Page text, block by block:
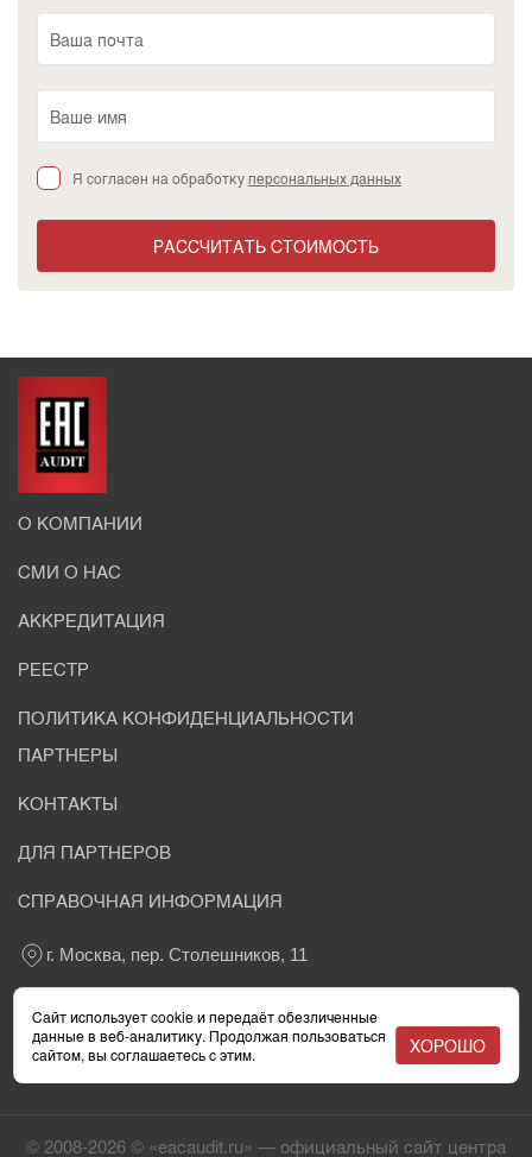
Я согласен на обработкуперсональных данных
РАССЧИТАТЬ СТОИМОСТЬ
О КОМПАНИИ
СМИ О НАС
АККРЕДИТАЦИЯ
РЕЕСТР
ПОЛИТИКА КОНФИДЕНЦИАЛЬНОСТИ
ПАРТНЕРЫ
КОНТАКТЫ
ДЛЯ ПАРТНЕРОВ
СПРАВОЧНАЯ ИНФОРМАЦИЯ
г. Москва, пер. Столешников, 11
info@eacaudit.ru
© 2008-2026 © «eacaudit.ru» — официальный сайт центра
Сайт использует cookie и передаёт обезличенные
данные в веб-аналитику. Продолжая пользоваться
сайтом, вы соглашаетесь с этим.
ХОРОШО